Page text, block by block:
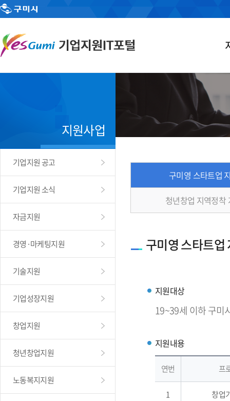
지원사업
기업지원 공고
기업지원 소식
자금지원
경영·마케팅지원
기술지원
기업성장지원
창업지원
청년창업지원
노동복지지원
구미영 스타트업
청년창업 지역정착
구미영 스타트업
지원대상
19~39세 이하 구미
지원내용
연번 프
1 창업